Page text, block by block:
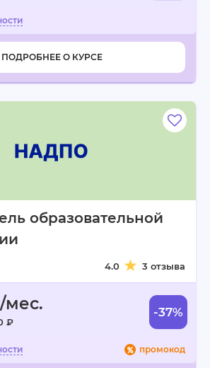
ПОДРОБНЕЕ О КУРСЕ
образовательной
4.0 3 отзыва
мес.
₽
-37%
промокод